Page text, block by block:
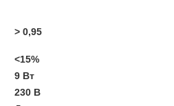
> 0,95
<15%
9 Вт
230 В